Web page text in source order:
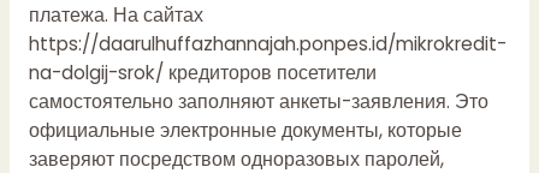
платежа. На сайтах
https://daarulhuffazhannajah.ponpes.id/mikrokredit-
na-dolgij-srok/ кредиторов посетители
самостоятельно заполняют анкеты-заявления. Это
официальные электронные документы, которые
заверяют посредством одноразовых паролей,